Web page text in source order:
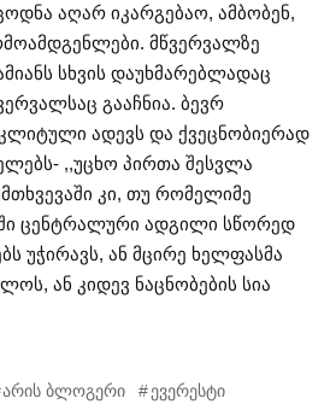
აღარ იკარგებაო, ამბობენ,
მწვერვალზე
სხვის დაუხმარებლადაც
გააჩნია. ბევრ
ადევს და ქვეცნობიერად
,,უცხო პირთა შესვლა
კი, თუ რომელიმე
ცენტრალური ადგილი სწორედ
უჭირავს, ან მცირე ხელფასმა
ან კიდევ ნაცნობების სია
არის ბლოგერი ევერესტი